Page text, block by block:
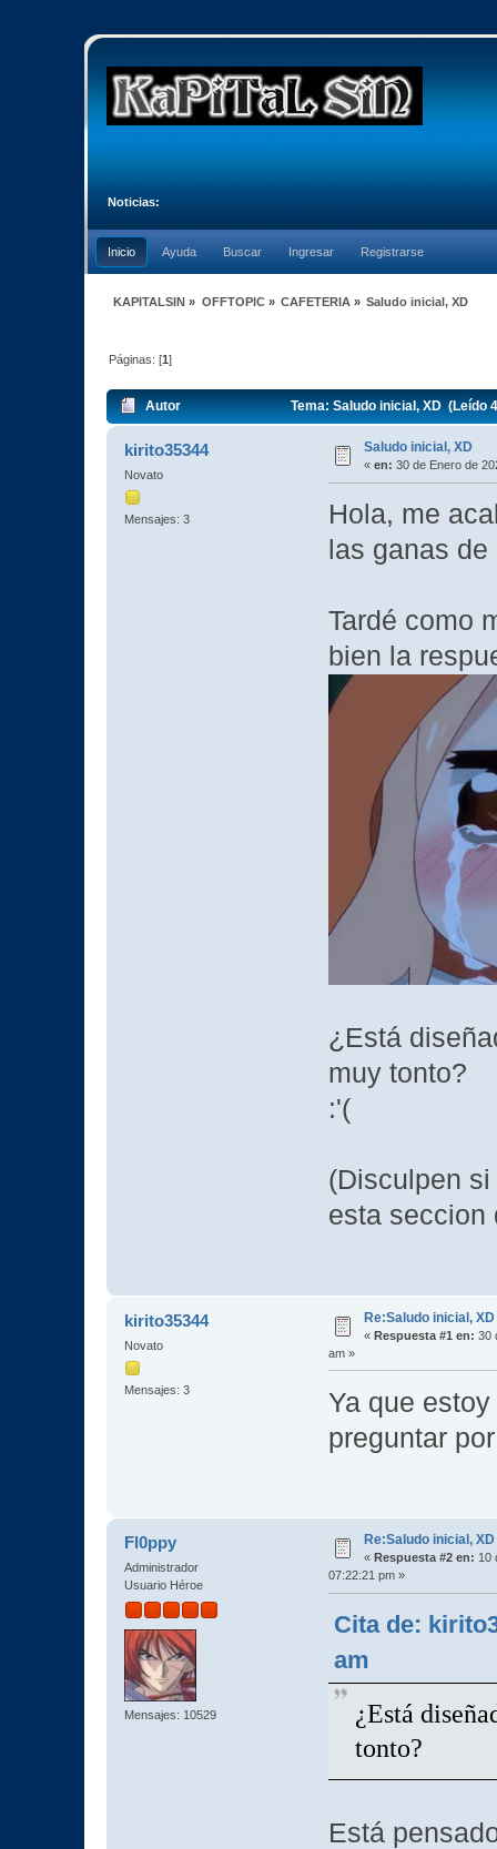
Noticias:
Inicio Ayuda Buscar Ingresar Registrarse
KAPITALSIN » OFFTOPIC» CAFETERIA» Saludo inicial, XD
Páginas: [1]
Autor Tema: Saludo inicial, XD (Leído
kirito35344
Novato
Mensajes: 3
Saludo inicial, XD
« en: 30 de Enero de
Hola, me
las ganas de
Tardé como
bien la
¿Está
muy tonto?
:'(
(Disculpen
esta seccion
kirito35344
Novato
Mensajes: 3
Re:Saludo inicial, XD
« Respuesta #1 en: 30
am »
Ya que
preguntar
Fl0ppy
Administrador
Usuario Héroe
Mensajes: 10529
Re:Saludo inicial, XD
« Respuesta #2 en: 10
07:22:21 pm »
Cita de:
am
¿Está
tonto?
Está